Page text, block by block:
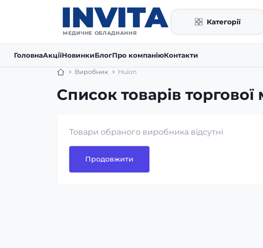
МЕДИЧНЕ ОБЛАДНАННЯ
Категорії
ГоловнаАкціїНовинкиБлогПро компаніюКонтакти
Виробник Huion
Список товарів
Товари обраного виробника відсутні
Продовжити